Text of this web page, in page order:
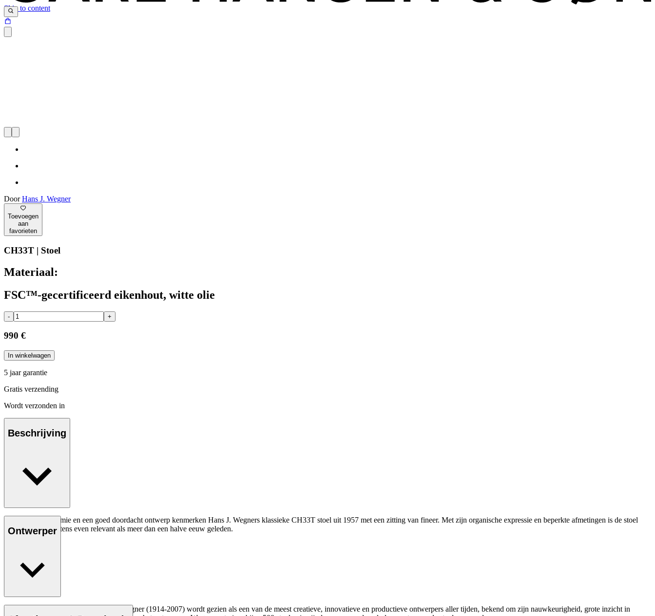
Skip to content
DoorHans J. Wegner
Toevoegen
aan
favorieten
CH33T | Stoel
Materiaal:
FSC™-gecertificeerd eikenhout, witte olie
- +
990 €
In winkelwagen
5 jaar garantie
Gratis verzending
Wordt verzonden in
Beschrijving
Een goede ergonomie en een goed doordacht ontwerp kenmerken Hans J. Wegners klassieke CH33T stoel uit 1957 met een zitting van fineer. Met zijn organische expressie en beperkte afmetingen is de stoel
vandaag nog minstens even relevant als meer dan een halve eeuw geleden.
Ontwerper
De Deense meubelontwerper Hans J. Wegner (1914-2007) wordt gezien als een van de meest creatieve, innovatieve en productieve ontwerpers aller tijden, bekend om zijn nauwkeurigheid, grote inzicht in